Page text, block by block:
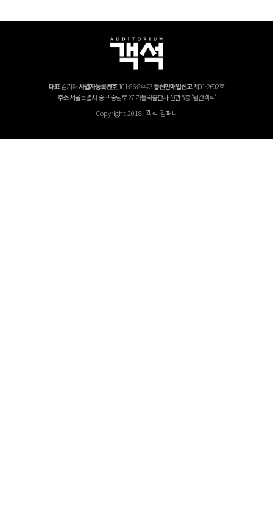
대표김기태사업자등록번호101-86-84423통신판매업신고제01-2602호
주소서울특별시 중구 중림로 27 가톨릭출판사 신관 5층 '월간객석'
Copyright 2018. 객석 컴퍼니